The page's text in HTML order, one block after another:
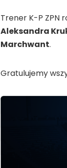
Trener K-P ZPN
Aleksandra
Marchwant.
Gratulujemy